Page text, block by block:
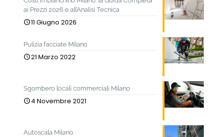
ai Prezzi 2026 e all’Analisi Tecnica
11 Giugno 2026
Pulizia facciate Milano
21 Marzo 2022
Sgombero locali commerciali Milano
4 Novembre 2021
Autoscala Milano